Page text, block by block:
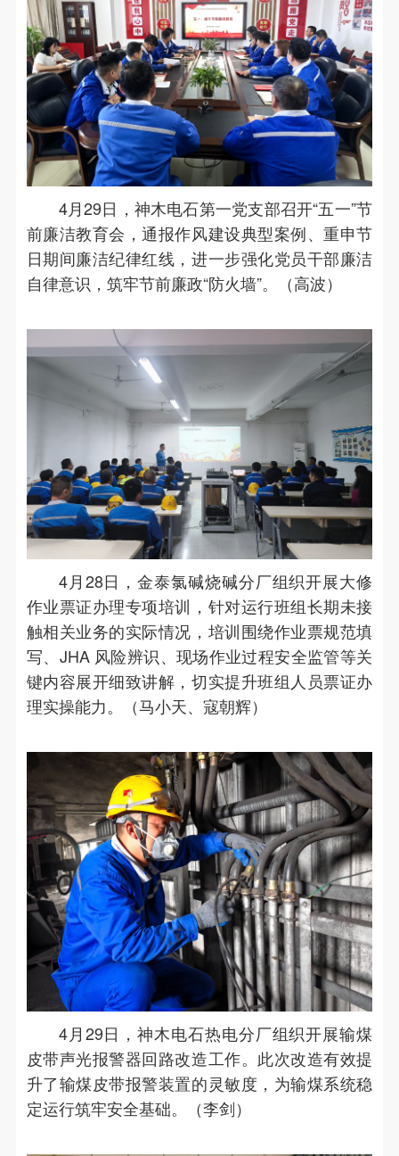
4月29日，神木电石第一党支部召开“五一”节
前廉洁教育会，通报作风建设典型案例、重申节
日期间廉洁纪律红线，进一步强化党员干部廉洁
自律意识，筑牢节前廉政“防火墙”。（高波）
4月28日，金泰氯碱烧碱分厂组织开展大修
作业票证办理专项培训，针对运行班组长期未接
触相关业务的实际情况，培训围绕作业票规范填
写、JHA 风险辨识、现场作业过程安全监管等关
键内容展开细致讲解，切实提升班组人员票证办
理实操能力。（马小天、寇朝辉）
4月29日，神木电石热电分厂组织开展输煤
皮带声光报警器回路改造工作。此次改造有效提
升了输煤皮带报警装置的灵敏度，为输煤系统稳
定运行筑牢安全基础。（李剑）